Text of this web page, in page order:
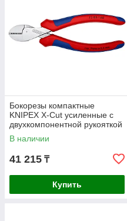
Бокорезы компактные
KNIPEX X-Cut усиленные с
двухкомпонентной рукояткой
160мм 7305160
В наличии
41 215 ₸
Купить